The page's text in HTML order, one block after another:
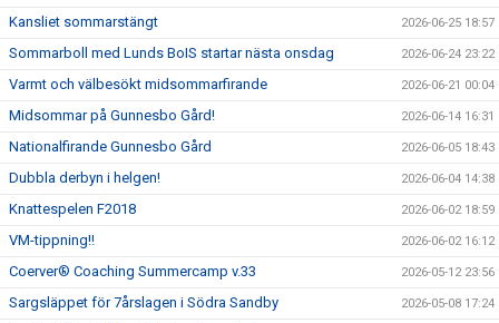
Kansliet sommarstängt 2026-06-25 18:57
Sommarboll med Lunds BoIS startar nästa onsdag 2026-06-24 23:22
Varmt och välbesökt midsommarfirande 2026-06-21 00:04
Midsommar på Gunnesbo Gård! 2026-06-14 16:31
Nationalfirande Gunnesbo Gård 2026-06-05 18:43
Dubbla derbyn i helgen! 2026-06-04 14:38
Knattespelen F2018 2026-06-02 18:59
VM-tippning!! 2026-06-02 16:12
Coerver® Coaching Summercamp v.33 2026-05-12 23:56
Sargsläppet för 7årslagen i Södra Sandby 2026-05-08 17:24